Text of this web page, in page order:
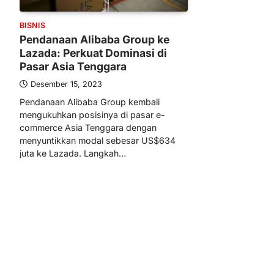
BISNIS
Pendanaan Alibaba Group ke
Lazada: Perkuat Dominasi di
Pasar Asia Tenggara
Desember 15, 2023
Pendanaan Alibaba Group kembali
mengukuhkan posisinya di pasar e-
commerce Asia Tenggara dengan
menyuntikkan modal sebesar US$634
juta ke Lazada. Langkah…